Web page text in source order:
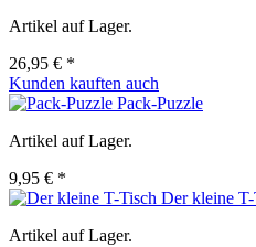
Artikel auf Lager.
26,95 € *
Kunden kauften auch
Pack-Puzzle
Artikel auf Lager.
9,95 € *
Der kleine T-
Artikel auf Lager.